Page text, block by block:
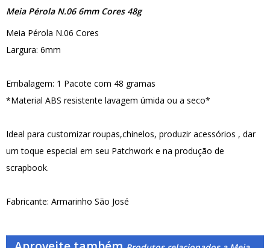
Meia Pérola N.06 6mm Cores 48g
Meia Pérola N.06 Cores
Largura: 6mm
Embalagem: 1 Pacote com 48 gramas
*Material ABS resistente lavagem úmida ou a seco*
Ideal para customizar roupas,chinelos, produzir acessórios , dar
um toque especial em seu Patchwork e na produção de
scrapbook.
Fabricante: Armarinho São José